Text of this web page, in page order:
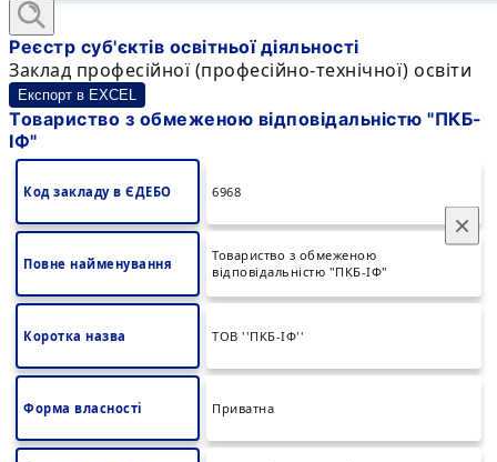
×
Реєстр суб'єктів освітньої діяльності
Заклад професійної (професійно-технічної) освіти
Експорт в EXCEL
Товариство з обмеженою відповідальністю "ПКБ-
ІФ"
Код закладу в ЄДЕБО 6968
Повне найменування
Товариство з обмеженою
відповідальністю "ПКБ-ІФ"
Коротка назва ТОВ ''ПКБ-ІФ''
Форма власності Приватна